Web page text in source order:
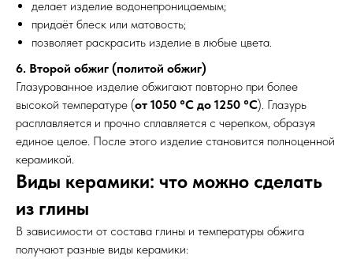
делает изделие водонепроницаемым;
придаёт блеск или матовость;
позволяет раскрасить изделие в любые цвета.
6. Второй обжиг (политой обжиг)
Глазурованное изделие обжигают повторно при более
высокой температуре (от 1050 °C до 1250 °C). Глазурь
расплавляется и прочно сплавляется с черепком, образуя
единое целое. После этого изделие становится полноценной
керамикой.
Виды керамики: что можно сделать
из глины
В зависимости от состава глины и температуры обжига
получают разные виды керамики: